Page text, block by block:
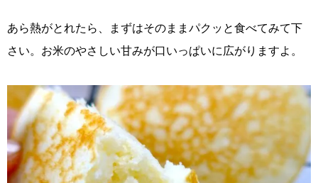
あら熱がとれたら、まずはそのままパクッと食べてみて下
さい。お米のやさしい甘みが口いっぱいに広がりますよ。